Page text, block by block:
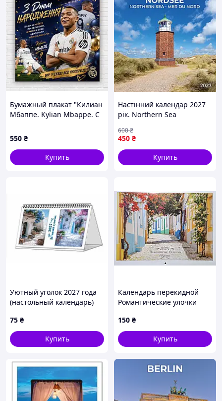
Бумажный плакат "Килиан
Мбаппе. Kylian Mbappe. С
см
550 ₴
Купить
Настінний календар 2027
рік. Northern Sea
450 ₴
600₴
Купить
Уютный уголок 2027 года
(настольный календарь)
75 ₴
Купить
Календарь перекидной
Романтические улочки
Коллаж
150 ₴
Купить